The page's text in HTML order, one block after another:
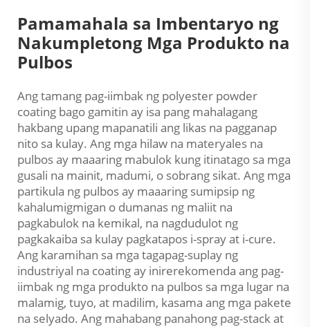
Pamamahala sa Imbentaryo ng
Nakumpletong Mga Produkto na
Pulbos
Ang tamang pag-iimbak ng polyester powder
coating bago gamitin ay isa pang mahalagang
hakbang upang mapanatili ang likas na pagganap
nito sa kulay. Ang mga hilaw na materyales na
pulbos ay maaaring mabulok kung itinatago sa mga
gusali na mainit, madumi, o sobrang sikat. Ang mga
partikula ng pulbos ay maaaring sumipsip ng
kahalumigmigan o dumanas ng maliit na
pagkabulok na kemikal, na nagdudulot ng
pagkakaiba sa kulay pagkatapos i-spray at i-cure.
Ang karamihan sa mga tagapag-suplay ng
industriyal na coating ay inirerekomenda ang pag-
iimbak ng mga produkto na pulbos sa mga lugar na
malamig, tuyo, at madilim, kasama ang mga pakete
na selyado. Ang mahabang panahong pag-stack at